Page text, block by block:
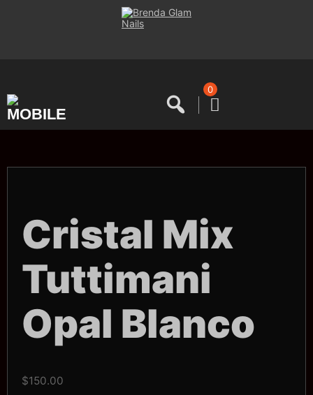
0
Cristal Mix
Tuttimani
Opal Blanco
$150.00